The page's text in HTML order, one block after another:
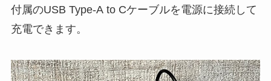
付属のUSB Type-A to Cケーブルを電源に接続して
充電できます。